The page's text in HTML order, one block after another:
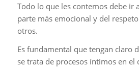
Todo lo que les contemos debe ir
parte más emocional y del
otros.
Es fundamental que tengan claro
se trata de procesos íntimos en el